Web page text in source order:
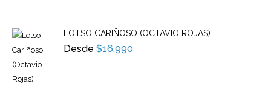
LOTSO CARIÑOSO (OCTAVIO ROJAS)
Desde $16.990